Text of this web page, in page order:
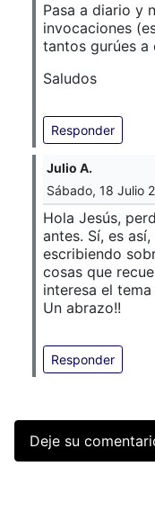
Pasa a diario y
invocaciones
tantos gurúes a
Saludos
Responder
Julio A.
Sábado, 18 Julio
Hola Jesús,
antes. Sí, es
escribiendo
cosas que
interesa el
Un abrazo!!
Responder
Deje su